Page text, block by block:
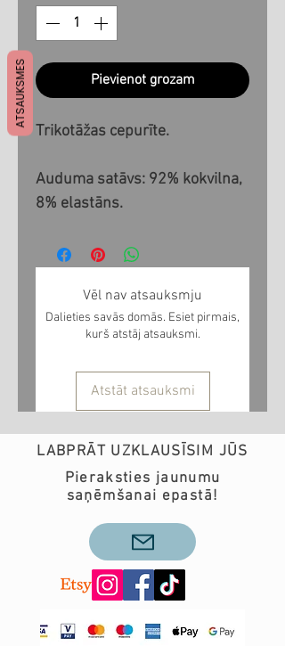
Pievienot grozam
Trikotāžas cepurīte.
Auduma satāvs: 92% kokvilna,
8% elastāns.
Vēl nav atsauksmju
Dalieties savās domās. Esiet pirmais,
kurš atstāj atsauksmi.
Atstāt atsauksmi
LABPRĀT UZKLAUSĪSIM JŪS
Pieraksties jaunumu
saņēmšanai epastā!
ATSAUKSMES